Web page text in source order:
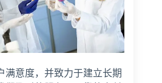
满意度，并致力于建立长期